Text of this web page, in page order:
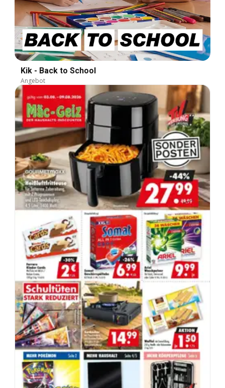
Kik - Back to School
Angebot